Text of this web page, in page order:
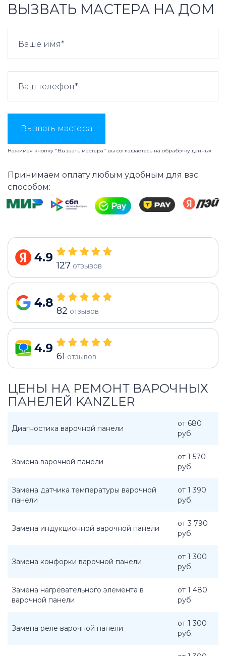
ВЫЗВАТЬ МАСТЕРА НА ДОМ
Вызвать мастера
Нажимая кнопку "Вызвать мастера" вы соглашаетесь на обработку данных
Принимаем оплату любым удобным для вас
способом:
4.9
127 отзывов
4.8
82 отзывов
4.9
61 отзывов
ЦЕНЫ НА РЕМОНТ ВАРОЧНЫХ
ПАНЕЛЕЙ KANZLER
Диагностика варочной панели
от 680
руб.
Замена варочной панели
от 1 570
руб.
Замена датчика температуры варочной
панели
от 1 390
руб.
Замена индукционной варочной панели
от 3 790
руб.
Замена конфорки варочной панели
от 1 300
руб.
Замена нагревательного элемента в
варочной панели
от 1 480
руб.
Замена реле варочной панели
от 1 300
руб.